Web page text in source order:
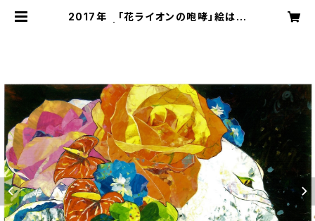
2017年 「花ライオンの咆哮」絵はが